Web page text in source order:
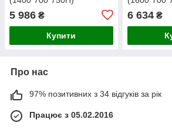
5 986 ₴
Купити
6 634₴
Про нас
97% позитивних з 34 відгуків за рік
Працює з 05.02.2016